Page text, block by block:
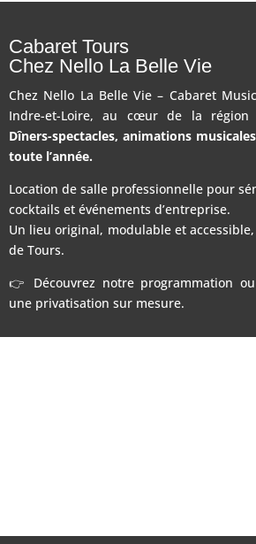
Cabaret Tours
Chez Nello La Belle Vie
Chez Nello La Belle Vie – Cabaret
Indre-et-Loire, au cœur de la région
Dîners-spectacles, animations
toute l’année.
Location de salle professionnelle pour
cocktails et événements d’entreprise.
Un lieu original, modulable et
de Tours.
👉 Découvrez notre programmation
une privatisation sur mesure.